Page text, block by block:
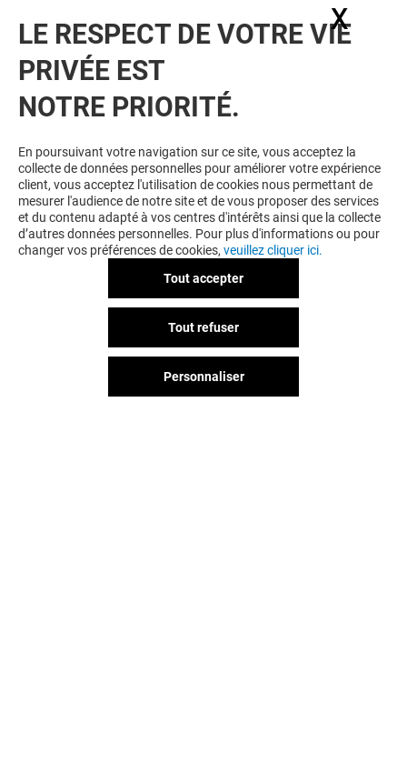
LE RESPECT DE VOTRE VIE
PRIVÉE EST
NOTRE PRIORITÉ.
En poursuivant votre navigation sur ce site, vous acceptez la
collecte de données personnelles pour améliorer votre expérience
client, vous acceptez l'utilisation de cookies nous permettant de
mesurer l'audience de notre site et de vous proposer des services
et du contenu adapté à vos centres d'intérêts ainsi que la collecte
d’autres données personnelles. Pour plus d'informations ou pour
changer vos préférences de cookies, veuillez cliquer ici.
Tout accepter
Tout refuser
Personnaliser
X